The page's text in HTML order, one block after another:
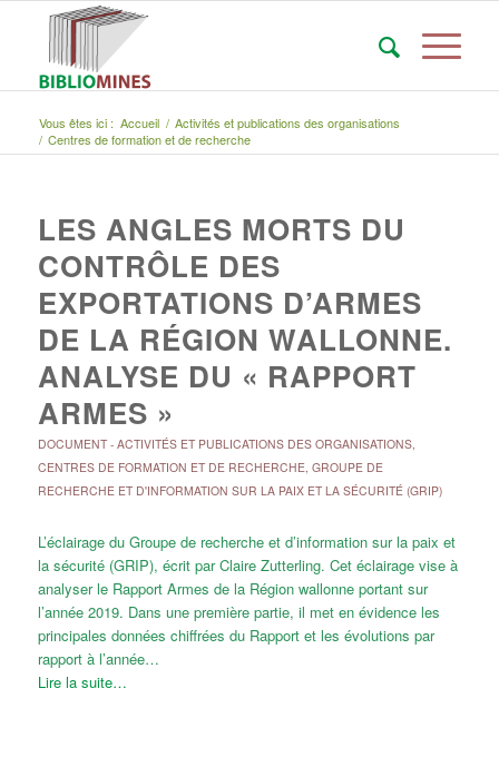
Vous êtes ici : Accueil / Activités et publications des organisations
/ Centres de formation et de recherche
LES ANGLES MORTS DU
CONTRÔLE DES
EXPORTATIONS D’ARMES
DE LA RÉGION WALLONNE.
ANALYSE DU « RAPPORT
ARMES »
DOCUMENT- ACTIVITÉS ET PUBLICATIONS DES ORGANISATIONS,
CENTRES DE FORMATION ET DE RECHERCHE, GROUPE DE
RECHERCHE ET D'INFORMATION SUR LA PAIX ET LA SÉCURITÉ (GRIP)
L’éclairage du Groupe de recherche et d’information sur la paix et
la sécurité (GRIP), écrit par Claire Zutterling. Cet éclairage vise à
analyser le Rapport Armes de la Région wallonne portant sur
l’année 2019. Dans une première partie, il met en évidence les
principales données chiffrées du Rapport et les évolutions par
rapport à l’année…
Lire la suite…